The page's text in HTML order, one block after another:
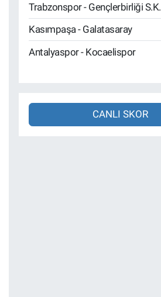
Trabzonspor - Gençlerbirliği S.K.
Kasımpaşa - Galatasaray
Antalyaspor - Kocaelispor
CANLI SKOR